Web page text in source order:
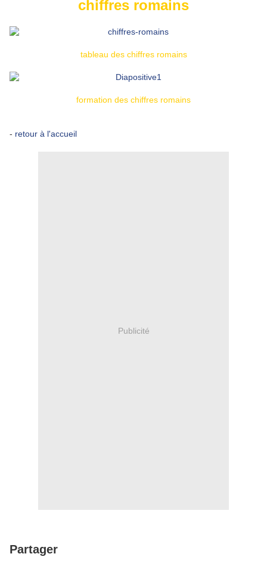
chiffres romains
tableau des chiffres romains
formation des chiffres romains
- retour à l'accueil
Publicité
Partager